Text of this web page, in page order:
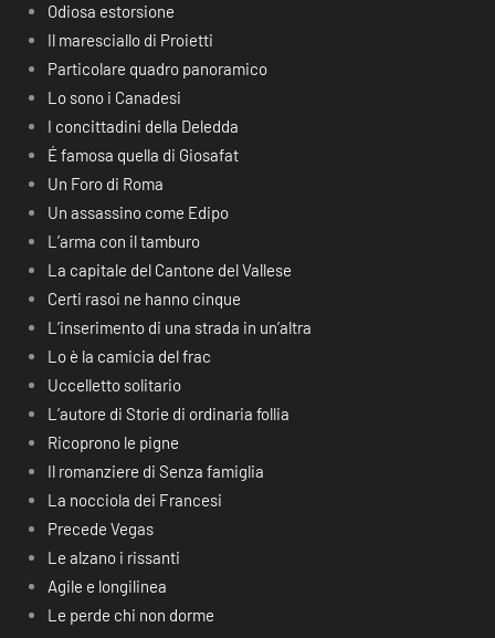
Odiosa estorsione
Il maresciallo di Proietti
Particolare quadro panoramico
Lo sono i Canadesi
I concittadini della Deledda
É famosa quella di Giosafat
Un Foro di Roma
Un assassino come Edipo
L’arma con il tamburo
La capitale del Cantone del Vallese
Certi rasoi ne hanno cinque
L’inserimento di una strada in un’altra
Lo è la camicia del frac
Uccelletto solitario
L’autore di Storie di ordinaria follia
Ricoprono le pigne
Il romanziere di Senza famiglia
La nocciola dei Francesi
Precede Vegas
Le alzano i rissanti
Agile e longilinea
Le perde chi non dorme